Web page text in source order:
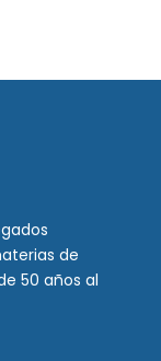
de
50 años al